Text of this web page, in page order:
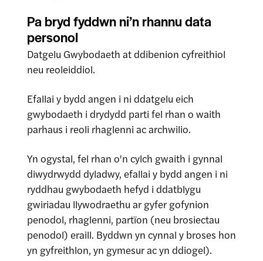
Pa bryd fyddwn ni’n rhannu data
personol
Datgelu Gwybodaeth at ddibenion cyfreithiol
neu reoleiddiol.
Efallai y bydd angen i ni ddatgelu eich
gwybodaeth i drydydd parti fel rhan o waith
parhaus i reoli rhaglenni ac archwilio.
Yn ogystal, fel rhan o'n cylch gwaith i gynnal
diwydrwydd dyladwy, efallai y bydd angen i ni
ryddhau gwybodaeth hefyd i ddatblygu
gwiriadau llywodraethu ar gyfer gofynion
penodol, rhaglenni, partïon (neu brosiectau
penodol) eraill. Byddwn yn cynnal y broses hon
yn gyfreithlon, yn gymesur ac yn ddiogel).